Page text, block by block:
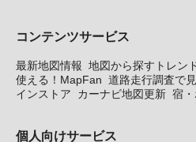
コンテンツサービス
最新地図情報 地図から探すトレン
使える！MapFan 道路走行調査で
インストア
カーナビ地図更新 宿
個人向けサービス